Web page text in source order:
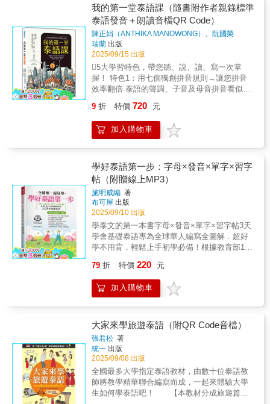
速能夠聽、說為優先考量，精心選材，並搭配
輔助音標、音檔，力求讓學習者快速掌握泰語
會話的《大家的泰國語 會話》就此問世！ ★超
好學又有趣的會話，開啟泰語學習新境
界： 本書共有20課，會話情境多元，從最
常使用的數字說法、招呼用語、自我介紹，到
和朋友閒聊、規劃假期，還有聊天氣、租房
子，增強與日常的連結，高效學習！ 現
巧，自信開啟泰語會話！●Step1 暖身實用單字
｜認識關鍵單字，熟悉發音！用清楚的表格呈
現泰文單字、輔助音標、中文意思，在開始會
話學習之前，先認識一些關鍵單字，為後續練
早安ราตรีสวัสดิ์ ra-tri-så-wǎd 晚安●Step2 本
課對話｜貼近生活情境，快速連結！用最貼近
生活的情境學習泰語，聊天、點餐、買東
西……即學即用，有趣又好學！另外，因泰語
在問候和稱呼上男女有別，每課的「本課對
話」皆搭配精美插畫輔助練習，一看就能迅速
分辨！例：方大明：ผมชื่อฟังต้าหมิงครับ ไม่
ทราบว่า คุณชื่ออะไรครับ ：phóm-chèu-
fang-tà-míng-khrãb mài-sàb-wà khun-chèu-ǎ-
rai-khrãb ：我叫方大明，不知道妳叫什
麼名字？達琳：ดิฉันชื่อดารินค่ะ ：dǐ-chán-
chèu-da-rin-khà ：我叫達琳。●Step3 練習
說說看｜多樣實用句型，不怕開口！包括「句
型練習」及「換詞練習」，先熟悉常用句型，
子，更能融會貫通，真正應用於日常！例：句
型練習→คุณมี เบอร์โทรศัพท์ ไหมคะ /
ครับkhun-mi- ber-tho-rå-sǎb -mái-khã / khrãb你
有 電話號碼 嗎？換詞練習→ไลน์ line
LINEอีเมล e-mail 電子郵件●Step4 延伸學習
｜補充泰語詞彙，逐步累積！隨著學習的深
入，是不是想認識更多泰語單字呢？擴充詞彙
者，還是希望複習泰語拼讀基礎的學習者，這
本書都能成為您學習路上的好幫手。
我的第一堂泰語課（隨書附作者親錄標準
泰語發音＋朗讀音檔QR Code）
陳正娟（ANTHIKA MANOWONG）、阮國榮
（JIRASAK RAKKARN）、沈兆鼎、陳立洋
瑞蘭 出版
2025/09/15 出版
5大學習特色，帶您聽、說、讀、寫一次掌
握！ 特色1：用七個獨創拼音規則→讓您拼音
效率翻倍 泰語的聲調、子音及母音拼音看似複
成「七大規則」，學習者只要配合圖表跟著練
習，便能輕鬆掌握發音規律，慢慢熟悉語調！
特色2：用最自然的日常對話→帶您學習泰語基
產生，以及正確的語序為何，帶您由淺入深掌
握語法！ 特色3：用最貼近生活的內容→助您
練習實用會話： 所有的會話內容皆取材自生活
中最實用的主題，如自我介紹、購物、點餐及
日常互動等，讓學習者不僅能聽懂、讀懂，更
能夠開口說出來！ 特色4：用最貼心的泰中對
照及拼音→讓您自我學習： 就算沒有泰語老師
也能放心自學！本書不但有泰文、中文對照，
還有貼心的拼音標示，讓學習者學得最安心！
特色5：整理出最常見的學習疑問及解決方法→
區分清楚？擔心總是念錯聲調？常記不起拼
音？老是搞錯句子順序？這些都有解方！書中
整理出5大學習常見疑問及解決方法，讓學習者
相宜，想從零開始學泰語，就用《我的第一堂
泰語課》！從發音、拼音、書寫、閱讀到口
說，帶您披荊斬棘征服泰語！ 由文藻大學
本東南亞學系陳正娟（ANTHIKA
MANOWONG）、阮國榮（JIRASAK
RAKKARN）、沈兆鼎、陳立洋四位名師聯手
編寫的《我的第一堂泰語課》，專為泰語初學
9 折 特價 720 元
加入購物車
學好泰語第一步：字母×發音×單字×習字
帖（附贈線上MP3）
施明威編 著
布可屋 出版
2025/09/10 出版
學泰文的第一本書字母×發音×單字×習字帖3天
學會基礎泰語專為全球華人編寫全圖解．超好
學不用背，輕鬆上手初學必備！根據教育部108
板！基礎泰語立刻上手泰語發音，字母、筆
順、單字、會話，一本OK。一口氣學會泰語發
音、和單字、會話。【大家的泰語，超好用】
泰語，無論是赴泰國旅遊或商務往來，都能增
加彼此的親切感，對於業務推廣更是無往不
利。◆對有心南進的台商而言，自己稍微懂些
基礎的泰語，也不怕中間的翻譯有問題。◆不
論是跟團、自助旅行，或洽公、商貿，無論是
為了何種目的赴泰，能懂當地人的語言，深入
瞭解風俗民情，甚至認識當地人，那種成就感
和奇妙經驗，都能為旅途增添色彩，觀光、經
79 折 特價 220 元
加入購物車
大家來學旅遊泰語（附QR Code音檔）
張君松 著
統一 出版
2025/09/08 出版
全國最多大學指定泰語教材，由數十位泰語教
師將教學精華聯合編寫而成，一起來體驗大學
生如何學泰語吧！ 【本教材分成旅遊篇與